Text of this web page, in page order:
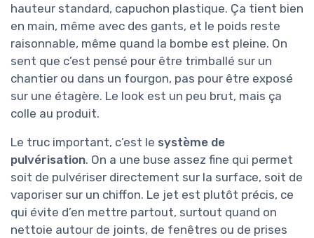
hauteur standard, capuchon plastique. Ça tient bien
en main, même avec des gants, et le poids reste
raisonnable, même quand la bombe est pleine. On
sent que c’est pensé pour être trimballé sur un
chantier ou dans un fourgon, pas pour être exposé
sur une étagère. Le look est un peu brut, mais ça
colle au produit.
Le truc important, c’est le système de
pulvérisation. On a une buse assez fine qui permet
soit de pulvériser directement sur la surface, soit de
vaporiser sur un chiffon. Le jet est plutôt précis, ce
qui évite d’en mettre partout, surtout quand on
nettoie autour de joints, de fenêtres ou de prises